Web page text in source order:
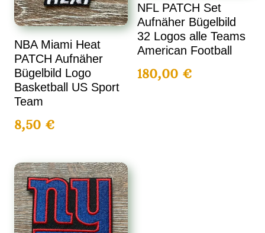
NBA Miami Heat
PATCH Aufnäher
Bügelbild Logo
Basketball US Sport
Team
8,50€
NFL PATCH Set
Aufnäher Bügelbild
32 Logos alle Teams
American Football
180,00 €